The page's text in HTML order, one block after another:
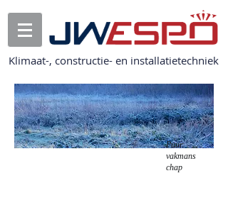
Klimaat-, constructie- en installatietechniek
Puur
vakmans
chap